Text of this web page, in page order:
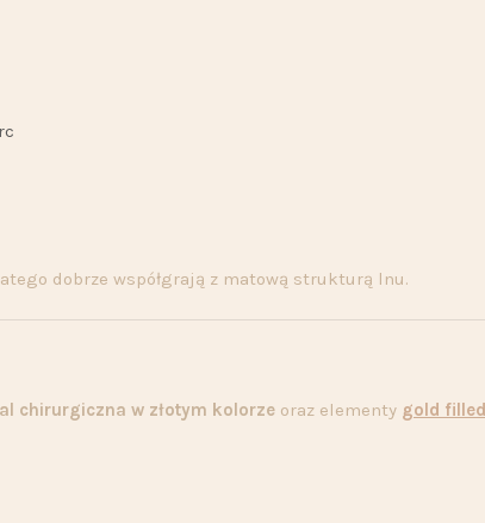
dobrze współgrają z matową strukturą lnu.
chirurgiczna w złotym kolorze oraz elementy gold filled